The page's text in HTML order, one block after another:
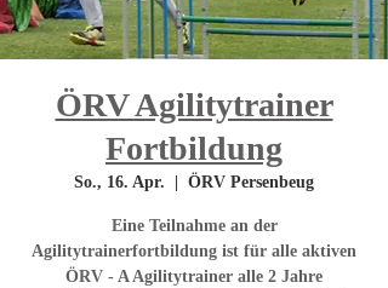
ÖRV Agilitytrainer
Fortbildung
So., 16. Apr. ÖRV Persenbeug
Eine Teilnahme an der
Agilitytrainerfortbildung ist für alle aktiven
ÖRV - A Agilitytrainer alle 2 Jahre